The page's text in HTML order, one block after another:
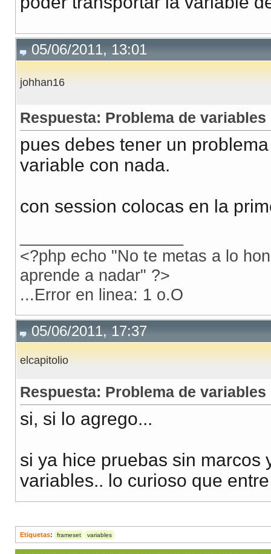
05/06/2011, 13:01
johhan16
Respuesta: Problema de
pues debes tener un
variable con nada.
con session colocas en la
<?php echo "No te metas a lo
aprende a nadar" ?>
...Error en linea: 1 o.O
05/06/2011, 17:37
elcapitolio
Respuesta: Problema de
si, si lo agrego...
si ya hice pruebas sin marcos
variables.. lo curioso que
Etiquetas: frameset variables